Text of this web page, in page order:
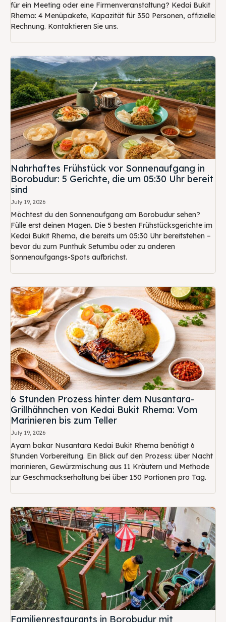
für ein Meeting oder eine Firmenveranstaltung? Kedai Bukit
Rhema: 4 Menüpakete, Kapazität für 350 Personen, offizielle
Rechnung. Kontaktieren Sie uns.
Nahrhaftes Frühstück vor Sonnenaufgang in
Borobudur: 5 Gerichte, die um 05:30 Uhr bereit
sind
July 19, 2026
Möchtest du den Sonnenaufgang am Borobudur sehen?
Fülle erst deinen Magen. Die 5 besten Frühstücksgerichte im
Kedai Bukit Rhema, die bereits um 05:30 Uhr bereitstehen –
bevor du zum Punthuk Setumbu oder zu anderen
Sonnenaufgangs-Spots aufbrichst.
6 Stunden Prozess hinter dem Nusantara-
Grillhähnchen von Kedai Bukit Rhema: Vom
Marinieren bis zum Teller
July 19, 2026
Ayam bakar Nusantara Kedai Bukit Rhema benötigt 6
Stunden Vorbereitung. Ein Blick auf den Prozess: über Nacht
marinieren, Gewürzmischung aus 11 Kräutern und Methode
zur Geschmackserhaltung bei über 150 Portionen pro Tag.
Familienrestaurants in Borobudur mit